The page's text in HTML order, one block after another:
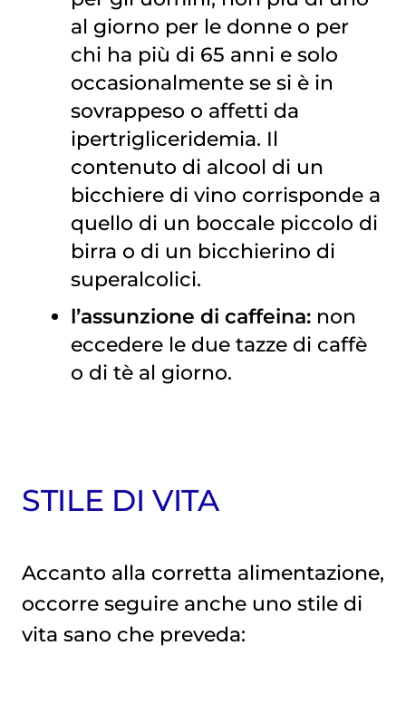
al giorno per le donne o per
chi ha più di 65 anni e solo
occasionalmente se si è in
sovrappeso o affetti da
ipertrigliceridemia. Il
contenuto di alcool di un
bicchiere di vino corrisponde a
quello di un boccale piccolo di
birra o di un bicchierino di
superalcolici.
l’assunzione di caffeina: non
eccedere le due tazze di caffè
o di tè al giorno.
STILE DI VITA
Accanto alla corretta alimentazione,
occorre seguire anche uno stile di
vita sano che preveda: